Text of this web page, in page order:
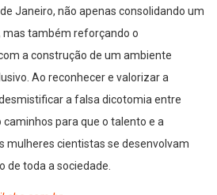
Janeiro, não apenas consolidando um
mas também reforçando o
a construção de um ambiente
Ao reconhecer e valorizar a
a falsa dicotomia entre
para que o talento e a
mulheres cientistas se desenvolvam
de toda a sociedade.